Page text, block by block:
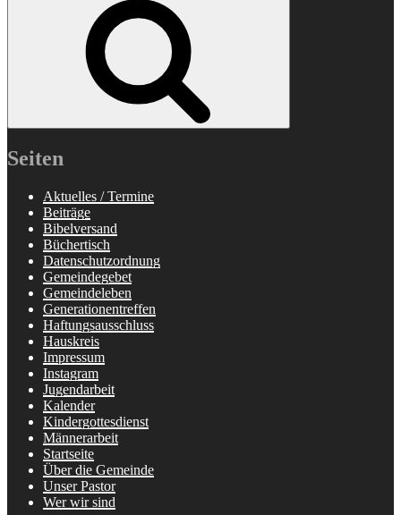
Seiten
Aktuelles / Termine
Beiträge
Bibelversand
Büchertisch
Datenschutzordnung
Gemeindegebet
Gemeindeleben
Generationentreffen
Haftungsausschluss
Hauskreis
Impressum
Instagram
Jugendarbeit
Kalender
Kindergottesdienst
Männerarbeit
Startseite
Über die Gemeinde
Unser Pastor
Wer wir sind